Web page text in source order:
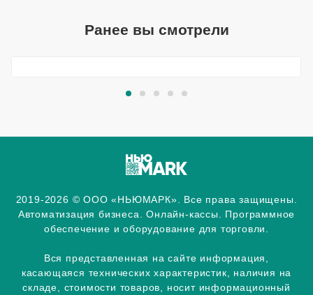
Ранее вы смотрели
2019-2026 © ООО «НЬЮМАРК». Все права защищены.
Автоматизация бизнеса. Онлайн-кассы. Программное
обеспечение и оборудование для торговли.
Вся представленная на сайте информация,
касающаяся технических характеристик, наличия на
складе, стоимости товаров, носит информационный